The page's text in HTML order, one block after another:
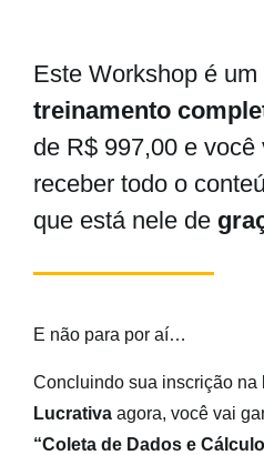
Este Workshop é um
treinamento
de R$ 997,00 e você
receber todo o
que está nele de
E não para por aí…
Concluindo sua inscrição na
Lucrativa agora, você vai
“Coleta de Dados e